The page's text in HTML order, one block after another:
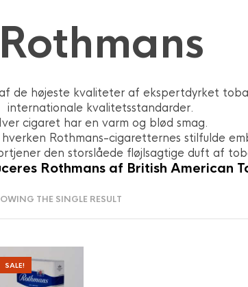
Rothmans
de højeste kvaliteter af ekspertdyrket
internationale kvalitetsstandarder.
cigaret har en varm og blød smag.
Rothmans-cigaretternes stilfulde
den storslåede fløjlsagtige duft af
Rothmans af British American
THE SINGLE RESULT
SALE!